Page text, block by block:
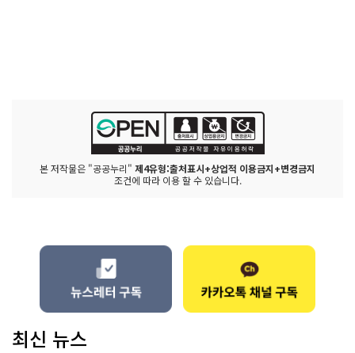
본 저작물은 "공공누리" 제4유형:출처표시+상업적 이용금지+변경금지
조건에 따라 이용 할 수 있습니다.
최신 뉴스